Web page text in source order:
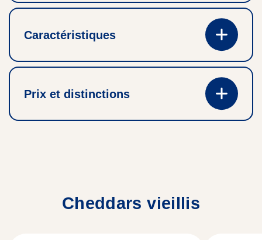
Caractéristiques
Prix et distinctions
Cheddars vieillis